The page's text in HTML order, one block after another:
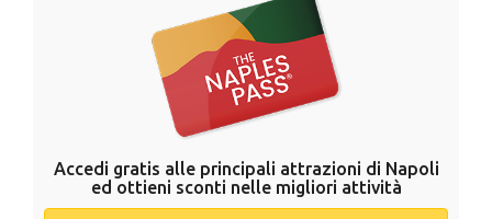
Accedi gratis alle principali attrazioni di Napoli
ed ottieni sconti nelle migliori attività